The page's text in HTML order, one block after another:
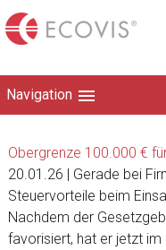
Navigation
Obergrenze 100.000 €
20.01.26 | Gerade bei
Steuervorteile beim
Nachdem der
favorisiert, hat er jetzt im